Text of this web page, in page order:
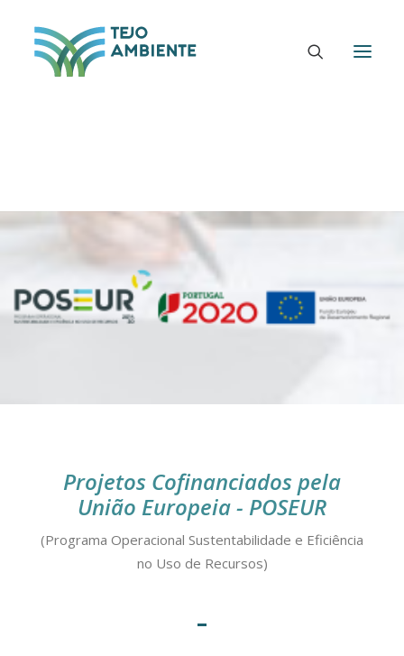
Projetos Cofinanciados pela
União Europeia - POSEUR
(Programa Operacional Sustentabilidade e Eficiência
no Uso de Recursos)